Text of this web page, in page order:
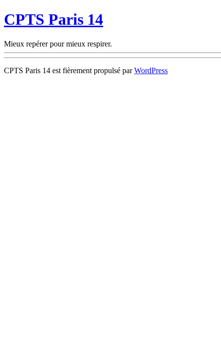
CPTS Paris 14
Mieux repérer pour mieux respirer.
CPTS Paris 14 est fièrement propulsé parWordPress